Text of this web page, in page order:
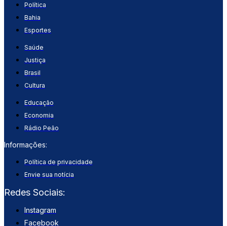
Política
Bahia
Esportes
Saúde
Justiça
Brasil
Cultura
Educação
Economia
Rádio Peão
Informações:
Política de privacidade
Envie sua notícia
Redes Sociais:
Instagram
Facebook